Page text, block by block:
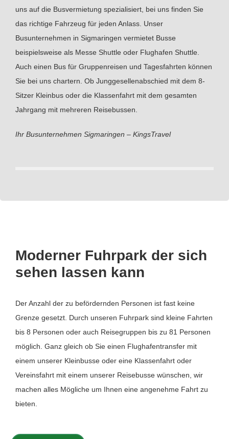
uns auf die Busvermietung spezialisiert, bei uns finden Sie
das richtige Fahrzeug für jeden Anlass. Unser
Busunternehmen in Sigmaringen vermietet Busse
beispielsweise als Messe Shuttle oder Flughafen Shuttle.
Auch einen Bus für Gruppenreisen und Tagesfahrten können
Sie bei uns chartern. Ob Junggesellenabschied mit dem 8-
Sitzer Kleinbus oder die Klassenfahrt mit dem gesamten
Jahrgang mit mehreren Reisebussen.
Ihr Busunternehmen Sigmaringen – KingsTravel
Moderner Fuhrpark der sich
sehen lassen kann
Der Anzahl der zu befördernden Personen ist fast keine
Grenze gesetzt. Durch unseren Fuhrpark sind kleine Fahrten
bis 8 Personen oder auch Reisegruppen bis zu 81 Personen
möglich. Ganz gleich ob Sie einen Flughafentransfer mit
einem unserer Kleinbusse oder eine Klassenfahrt oder
Vereinsfahrt mit einem unserer Reisebusse wünschen, wir
machen alles Mögliche um Ihnen eine angenehme Fahrt zu
bieten.